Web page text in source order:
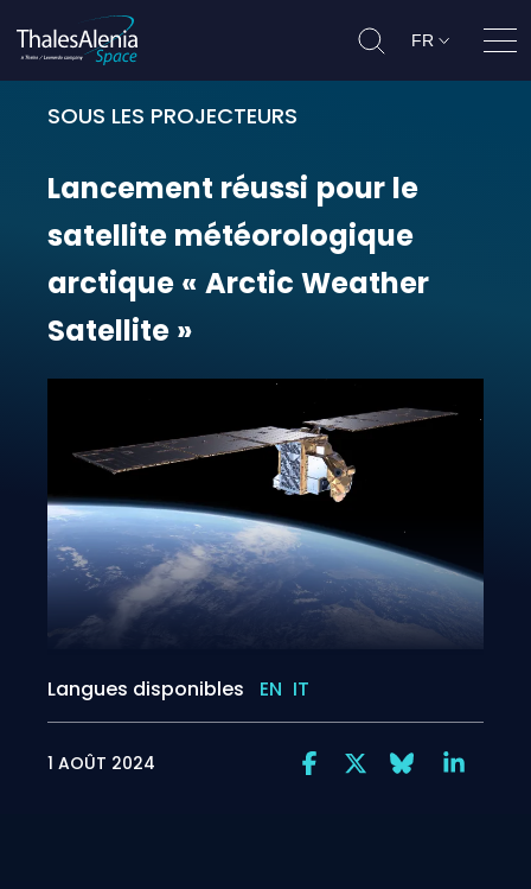
FR
SOUS LES PROJECTEURS
Lancement réussi pour le
Lancement réussi pour le
satellite météorologique
arctique « Arctic Weather
Satellite »
Langues disponibles EN IT
1 AOÛT 2024